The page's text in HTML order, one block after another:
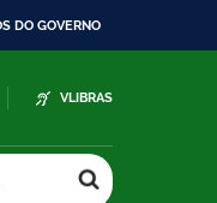
DO GOVERNO
VLIBRAS